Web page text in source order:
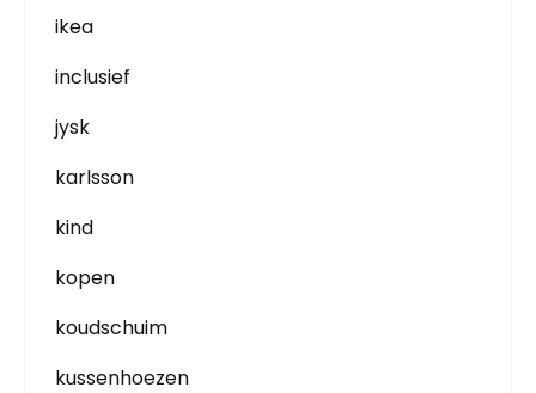
ikea
inclusief
jysk
karlsson
kind
kopen
koudschuim
kussenhoezen